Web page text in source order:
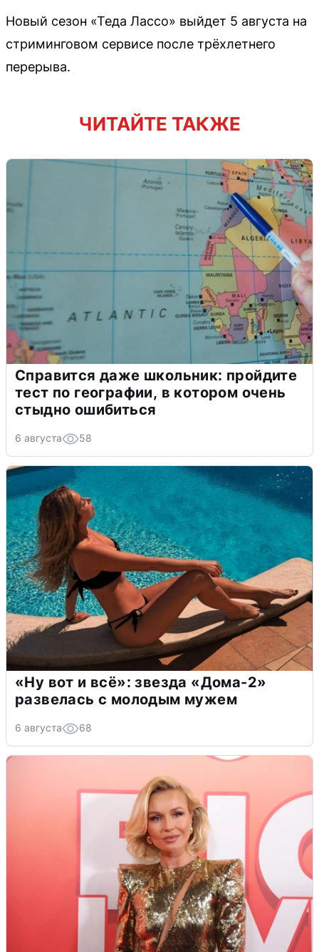
Новый сезон «Теда Лассо» выйдет 5 августа на
стриминговом сервисе после трёхлетнего
перерыва.
ЧИТАЙТЕ ТАКЖЕ
Справится даже школьник: пройдите
тест по географии, в котором очень
стыдно ошибиться
6 августа 58
«Ну вот и всё»: звезда «Дома-2»
развелась с молодым мужем
6 августа 68